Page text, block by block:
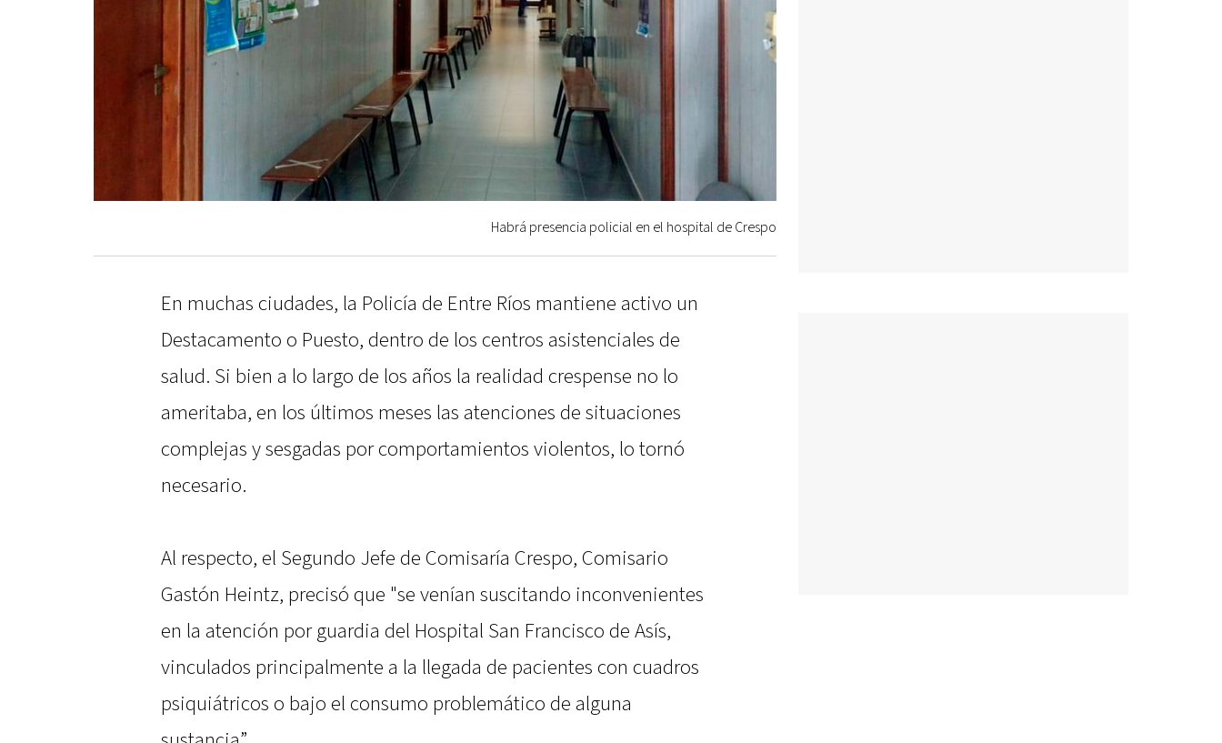
Habrá presencia policial en el hospital de Crespo
En muchas ciudades, la Policía de Entre Ríos mantiene activo un
Destacamento o Puesto, dentro de los centros asistenciales de
salud. Si bien a lo largo de los años la realidad crespense no lo
ameritaba, en los últimos meses las atenciones de situaciones
complejas y sesgadas por comportamientos violentos, lo tornó
necesario.
Al respecto, el Segundo Jefe de Comisaría Crespo, Comisario
Gastón Heintz, precisó que "se venían suscitando inconvenientes
en la atención por guardia del Hospital San Francisco de Asís,
vinculados principalmente a la llegada de pacientes con cuadros
psiquiátricos o bajo el consumo problemático de alguna